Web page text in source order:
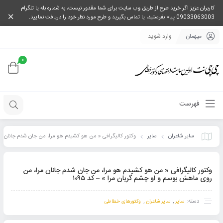
کاربران عزیز اگر خرید طرح از طریق وب سایت برای شما مقدور نیست، به شماره بله یا تلگرام
09033063003 پیام بفرستید، یا تماس بگیرید و طرح مورد نظر خود را دریافت نمایید.
میهمان وارد شوید
0
فهرست
سایر شاعران سایر وکتور کالیگرافی « من هو کشیدم هو مرا، من جان شدم جانان
وکتور کالیگرافی « من هو کشیدم هو مرا، من جان شدم جانان مرا، من
روی ماهش بوسم و او چشم گریان مرا » – کد ۱۰۹۵
دسته: سایر, سایر شاعران, وکتورهای خطاطی